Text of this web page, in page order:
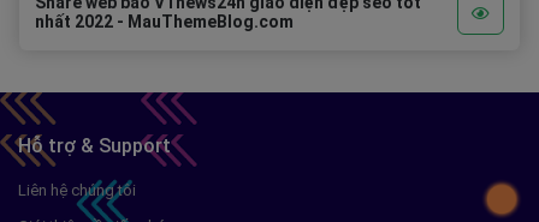
nhất 2022 - MauThemeBlog.com
Hỗ trợ & Support
Liên hệ chúng tôi